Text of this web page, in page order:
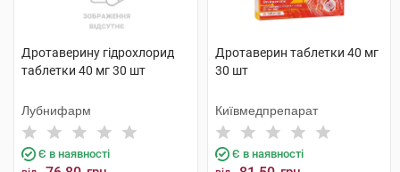
Дротаверину гідрохлорид
таблетки 40 мг 30 шт
Лубнифарм
Є в наявності
Дротаверин таблетки 40 мг
30 шт
Київмедпрепарат
Є в наявності